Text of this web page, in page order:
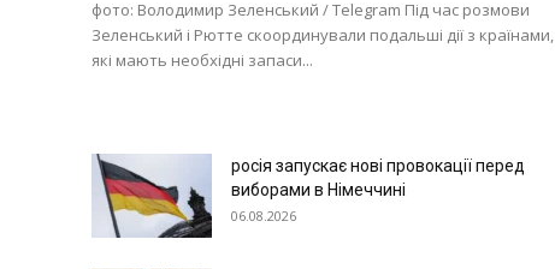
фото: Володимир Зеленський / Telegram Під час розмови
Зеленський і Рютте скоординували подальші дії з країнами,
які мають необхідні запаси...
росія запускає нові провокації перед
виборами в Німеччині
06.08.2026